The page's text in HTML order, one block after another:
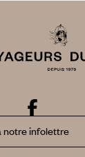
notre infolettre